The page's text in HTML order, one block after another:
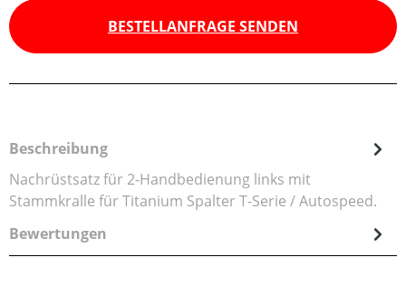
BESTELLANFRAGE SENDEN
Beschreibung
Nachrüstsatz für 2-Handbedienung links mit
Stammkralle für Titanium Spalter T-Serie / Autospeed.
Bewertungen